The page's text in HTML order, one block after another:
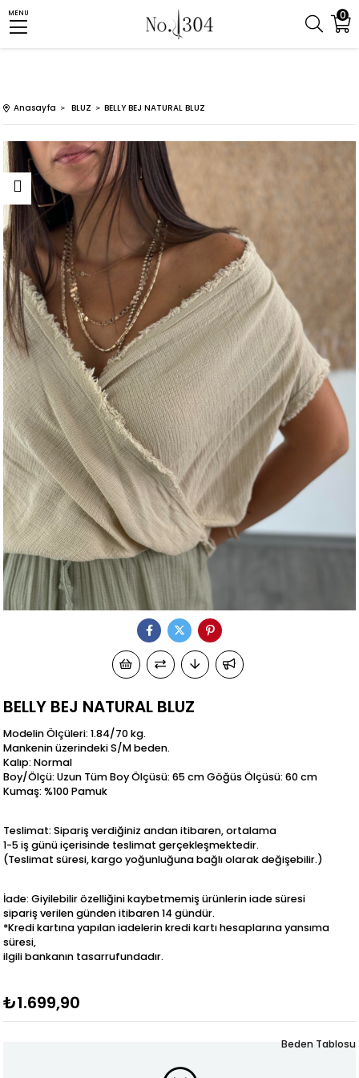
0
MENU
Anasayfa BLUZ BELLY BEJ NATURAL BLUZ
BELLY BEJ NATURAL BLUZ
Modelin Ölçüleri: 1.84/70 kg.
Mankenin üzerindeki S/M beden.
Kalıp: Normal
Boy/Ölçü: Uzun Tüm Boy Ölçüsü: 65 cm Göğüs Ölçüsü: 60 cm
Kumaş: %100 Pamuk
Teslimat: Sipariş verdiğiniz andan itibaren, ortalama
1-5 iş günü içerisinde teslimat gerçekleşmektedir.
(Teslimat süresi, kargo yoğunluğuna bağlı olarak değişebilir.)
İade: Giyilebilir özelliğini kaybetmemiş ürünlerin iade süresi
sipariş verilen günden itibaren 14 gündür.
*Kredi kartına yapılan iadelerin kredi kartı hesaplarına yansıma
süresi,
ilgili bankanın tasarrufundadır.
₺1.699,90
Beden Tablosu